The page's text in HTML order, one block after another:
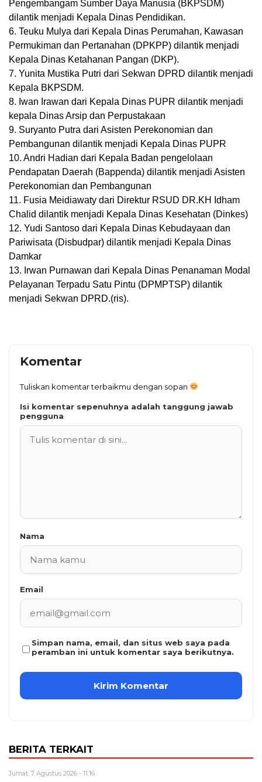
Pengembangam Sumber Daya Manusia (BKPSDM)
dilantik menjadi Kepala Dinas Pendidikan.
6. Teuku Mulya dari Kepala Dinas Perumahan, Kawasan
Permukiman dan Pertanahan (DPKPP) dilantik menjadi
Kepala Dinas Ketahanan Pangan (DKP).
7. Yunita Mustika Putri dari Sekwan DPRD dilantik menjadi
Kepala BKPSDM.
8. Iwan Irawan dari Kepala Dinas PUPR dilantik menjadi
kepala Dinas Arsip dan Perpustakaan
9. Suryanto Putra dari Asisten Perekonomian dan
Pembangunan dilantik menjadi Kepala Dinas PUPR
10. Andri Hadian dari Kepala Badan pengelolaan
Pendapatan Daerah (Bappenda) dilantik menjadi Asisten
Perekonomian dan Pembangunan
11. Fusia Meidiawaty dari Direktur RSUD DR.KH Idham
Chalid dilantik menjadi Kepala Dinas Kesehatan (Dinkes)
12. Yudi Santoso dari Kepala Dinas Kebudayaan dan
Pariwisata (Disbudpar) dilantik menjadi Kepala Dinas
Damkar
13. Irwan Purnawan dari Kepala Dinas Penanaman Modal
Pelayanan Terpadu Satu Pintu (DPMPTSP) dilantik
menjadi Sekwan DPRD.(ris).
Komentar
Tuliskan komentar terbaikmu dengan sopan
Isi komentar sepenuhnya adalah tanggung jawab
pengguna
Nama
Email
Simpan nama, email, dan situs web saya pada
peramban ini untuk komentar saya berikutnya.
BERITA TERKAIT
Jumat, 7 Agustus 2026 - 11:16